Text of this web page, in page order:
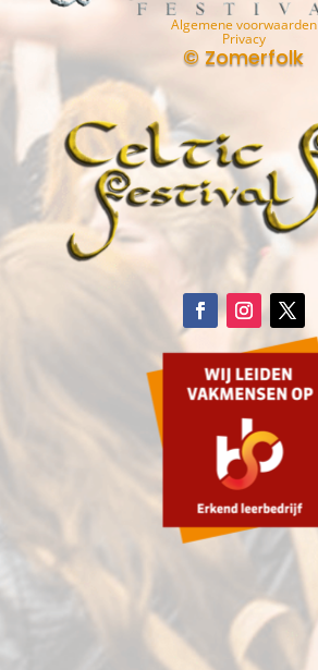
Algemene voorwaarden
Privacy
© Zomerfolk